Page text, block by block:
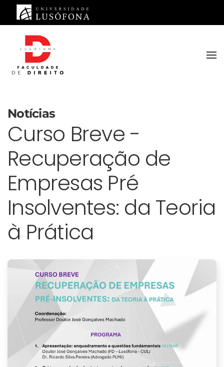
Saltar para o conteúdo principal
Notícias
Curso Breve -
Recuperação de
Empresas Pré
Insolventes: da Teoria
à Prática